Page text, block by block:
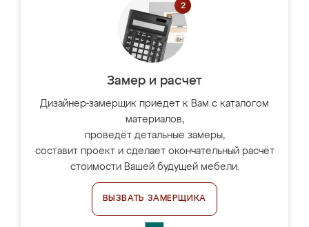
Замер и расчет
Дизайнер-замерщик приедет к Вам с каталогом
материалов,
проведёт детальные замеры,
составит проект и сделает окончательный расчёт
стоимости Вашей будущей мебели.
ВЫЗВАТЬ ЗАМЕРЩИКА